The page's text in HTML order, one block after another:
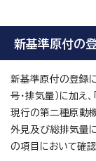
新基準原付の登
新基準原付の登録
号・排気量）に加え
現行の第二種原動
外見及び総排気量
の項目において確認